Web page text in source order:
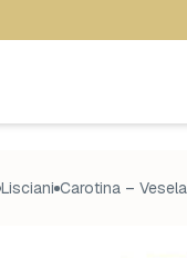
Lisciani Carotina –